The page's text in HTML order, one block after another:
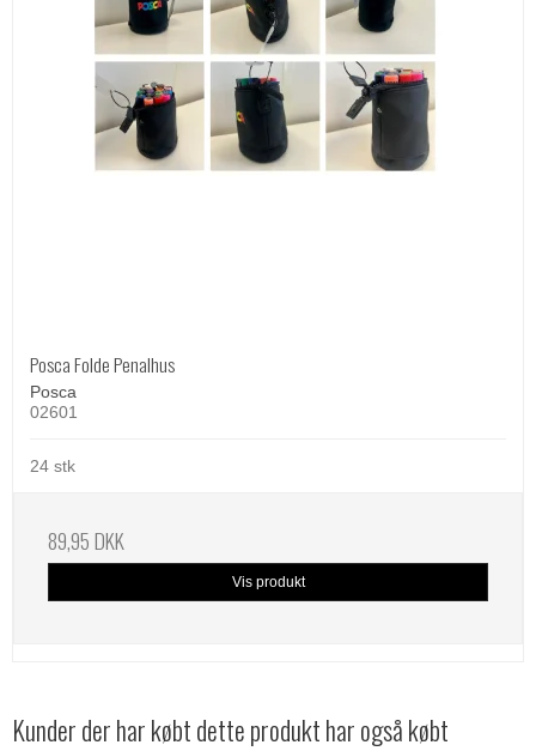
Posca Folde Penalhus
Posca
02601
24 stk
89,95 DKK
Vis produkt
Kunder der har købt dette produkt har også købt